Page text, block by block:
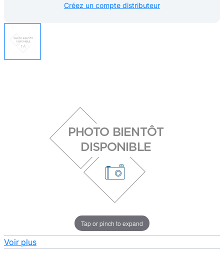
Tap or pinch to expand
Voir plus
Créez un compte distributeur